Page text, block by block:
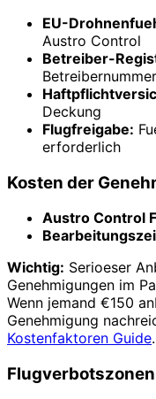
EU-
Austro Control
Betreiber-
Betreibernummer
Deckung
Flugfreigabe:
erforderlich
Kosten der
Austro Control
Wichtig: Serioeser
Genehmigungen im
Wenn jemand €150
Genehmigung
Kostenfaktoren Guide.